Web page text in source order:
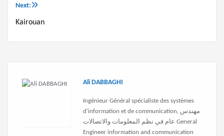
Next:
Kairouan
Ali DABBAGHI
Ingénieur Général spécialiste des systèmes
d'information et de communication, مهندس
عام في نظم المعلومات والاتصالات General
Engineer information and communication